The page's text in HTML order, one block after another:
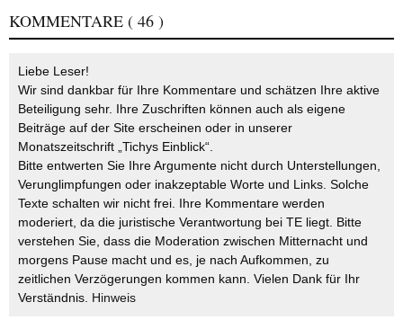
KOMMENTARE ( 46 )
Liebe Leser!
Wir sind dankbar für Ihre Kommentare und schätzen Ihre aktive
Beteiligung sehr. Ihre Zuschriften können auch als eigene
Beiträge auf der Site erscheinen oder in unserer
Monatszeitschrift „Tichys Einblick“.
Bitte entwerten Sie Ihre Argumente nicht durch Unterstellungen,
Verunglimpfungen oder inakzeptable Worte und Links. Solche
Texte schalten wir nicht frei. Ihre Kommentare werden
moderiert, da die juristische Verantwortung bei TE liegt. Bitte
verstehen Sie, dass die Moderation zwischen Mitternacht und
morgens Pause macht und es, je nach Aufkommen, zu
zeitlichen Verzögerungen kommen kann. Vielen Dank für Ihr
Verständnis. Hinweis